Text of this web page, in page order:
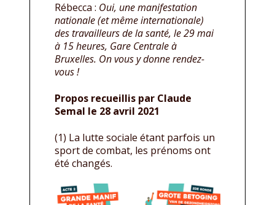
Rébecca : Oui, une manifestation
nationale (et même internationale)
des travailleurs de la santé, le 29 mai
à 15 heures, Gare Centrale à
Bruxelles. On vous y donne rendez-
vous !
Propos recueillis par Claude
Semal le 28 avril 2021
(1) La lutte sociale étant parfois un
sport de combat, les prénoms ont
été changés.